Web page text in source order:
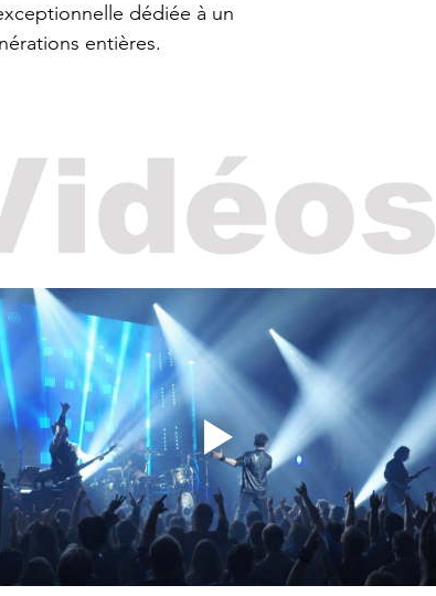
dédiée à un
entières.